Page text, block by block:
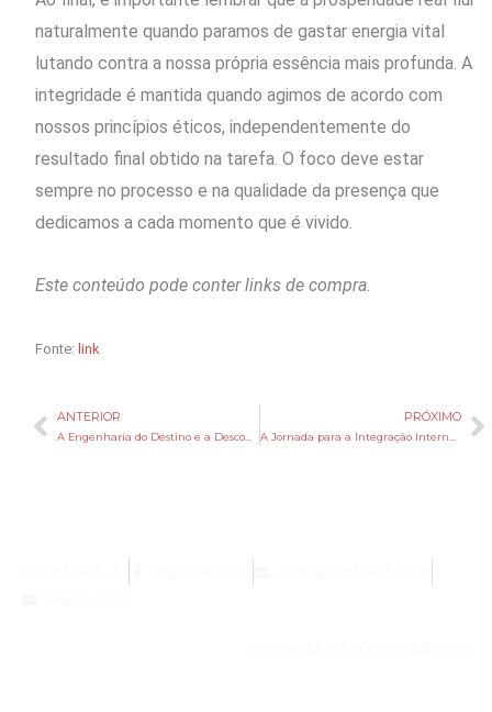
naturalmente quando paramos de gastar energia vital
lutando contra a nossa própria essência mais profunda. A
integridade é mantida quando agimos de acordo com
nossos princípios éticos, independentemente do
resultado final obtido na tarefa. O foco deve estar
sempre no processo e na qualidade da presença que
dedicamos a cada momento que é vivido.
Este conteúdo pode conter links de compra.
Fonte: link
Anterior
ANTERIOR
A Engenharia do Destino e a Desconstrução dos Mecanismos de Autossabotagem
PRÓXIMO
A Jornada para a Integração Interna Como Superar a Autossabotagem e Alcançar a Plenitude